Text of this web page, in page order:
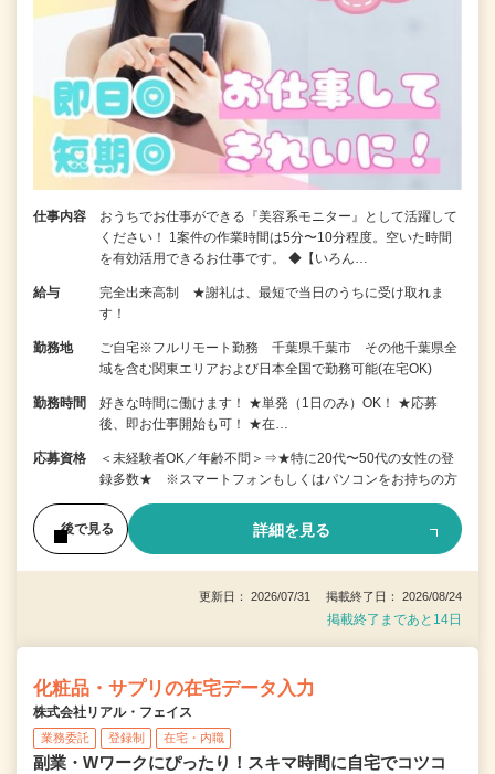
仕事内容
おうちでお仕事ができる『美容系モニター』として活躍して
ください！ 1案件の作業時間は5分〜10分程度。空いた時間
を有効活用できるお仕事です。 ◆【いろん…
給与
完全出来高制 ★謝礼は、最短で当日のうちに受け取れま
す！
勤務地
ご自宅※フルリモート勤務 千葉県千葉市 その他千葉県全
域を含む関東エリアおよび日本全国で勤務可能(在宅OK)
勤務時間
好きな時間に働けます！ ★単発（1日のみ）OK！ ★応募
後、即お仕事開始も可！ ★在…
応募資格
＜未経験者OK／年齢不問＞⇒★特に20代〜50代の女性の登
録多数★ ※スマートフォンもしくはパソコンをお持ちの方
後で見る 詳細を見る
更新日： 2026/07/31 掲載終了日： 2026/08/24
掲載終了まであと14日
化粧品・サプリの在宅データ入力
株式会社リアル・フェイス
業務委託 登録制 在宅・内職
副業・Wワークにぴったり！スキマ時間に自宅でコツコ